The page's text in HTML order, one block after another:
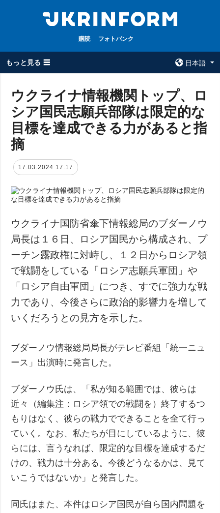
購読 フォトバンク
もっと見る ☰
日本語
全てのトピック
戦争
経済・復興
防衛
社会・文化
スポーツ
犯罪
事故・緊急事態
ウクルインフォ
ルム
ウクルインフォル
追加
特集
インタビュー
写真
サービス
購読
フォトバンク
ウクライナ情報機関トップ、ロ
シア国民志願兵部隊は限定的な
目標を達成できる力があると指
摘
17.03.2024 17:17
ウクライナ国防省傘下情報総局のブダーノウ
局長は１６日、ロシア国民から構成され、プ
ーチン露政権に対峙し、１２日からロシア領
で戦闘をしている「ロシア志願兵軍団」や
「ロシア自由軍団」につき、すでに強力な戦
力であり、今後さらに政治的影響力を増して
いくだろうとの見方を示した。
ブダーノウ情報総局局長がテレビ番組「統一ニュ
ース」出演時に発言した。
ブダーノウ氏は、「私が知る範囲では、彼らは
近々（編集注：ロシア領での戦闘を）終了するつ
もりはなく、彼らの戦力でできることを全て行っ
ていく。なお、私たちが目にしているように、彼
らには、言うなれば、限定的な目標を達成するだ
けの、戦力は十分ある。今後どうなるかは、見て
いこうではないか」と発言した。
同氏はまた、本件はロシア国民が自ら国内問題を